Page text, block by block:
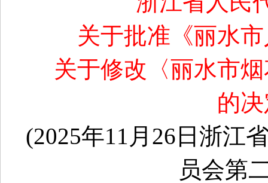
关于批准《丽水
关于修改〈丽水市
的
(2025年11月26日浙江
员会第